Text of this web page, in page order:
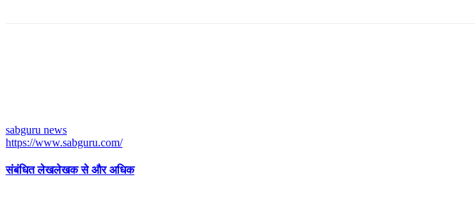
sabguru news
https://www.sabguru.com/
संबंधित लेखलेखक से और अधिक